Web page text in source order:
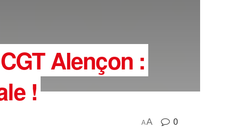
Alençon :
!
AA 0